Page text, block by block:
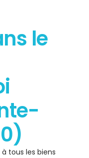
le
à tous les biens